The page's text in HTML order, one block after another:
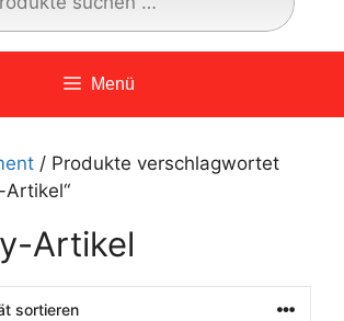
nach:
Menü
/ Produkte verschlagwortet
Artikel“
Artikel